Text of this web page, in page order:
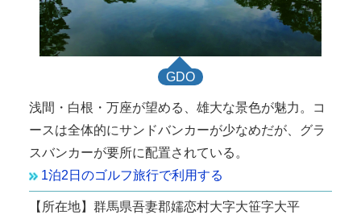
GDO
浅間・白根・万座が望める、雄大な景色が魅力。コ
ースは全体的にサンドバンカーが少なめだが、グラ
スバンカーが要所に配置されている。
1泊2日のゴルフ旅行で利用する
【所在地】群馬県吾妻郡嬬恋村大字大笹字大平